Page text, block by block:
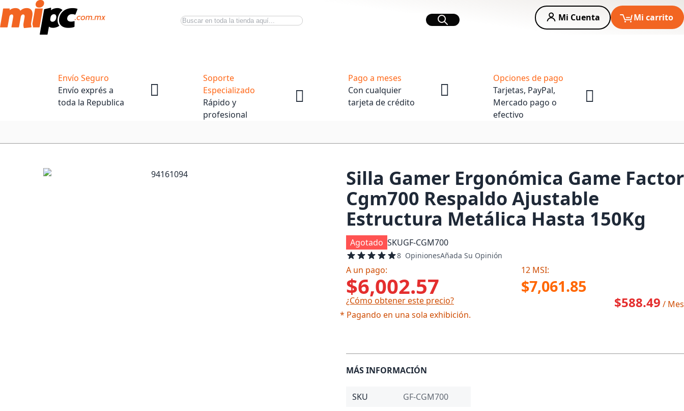
Buscar Buscar
Mi Cuenta Mi carrito
Envío Seguro
Envío exprés a
toda la Republica
Soporte
Especializado
Rápido y
profesional
Pago a meses
Con cualquier
tarjeta de crédito
Opciones de pago
Tarjetas, PayPal,
Mercado pago o
efectivo
Silla Gamer Ergonómica Game Factor
Cgm700 Respaldo Ajustable
Estructura Metálica Hasta 150Kg
Agotado SKUGF-CGM700
Calificación:
100
% of100 8 OpinionesAñada Su Opinión
A un pago: 12 MSI:
$6,002.57 $7,061.85
¿Cómo obtener este precio?
* Pagando en una sola exhibición.
$588.49 / Mes
MÁS INFORMACIÓN
SKU
GF-CGM700